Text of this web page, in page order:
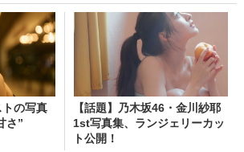
の写真
さ”
【話題】乃木坂46・金川紗耶
1st写真集、ランジェリーカッ
ト公開！